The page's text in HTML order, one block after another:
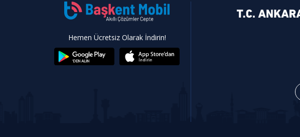
Hemen Ücretsiz Olarak İndirin!